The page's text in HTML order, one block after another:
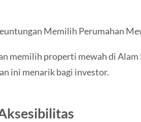
Memilih Perumahan
memilih properti mewah di Alam
ini menarik bagi investor.